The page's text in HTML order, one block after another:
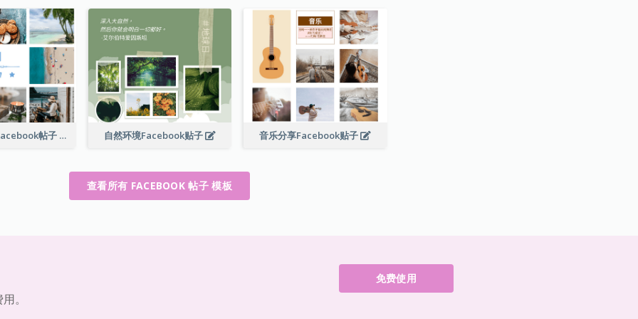
暑假海滩度假Facebook帖子 自然环境Facebook贴子 音乐分享Facebook贴子
查看所有 FACEBOOK 帖子 模板
。
免费使用